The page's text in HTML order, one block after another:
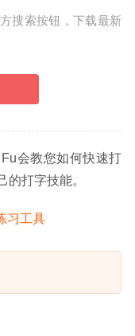
搜索按钮，下载最新
会教您如何快速打
打字技能。